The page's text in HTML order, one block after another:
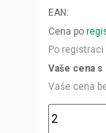
EAN
Cena po
Po registraci
Vaše cena s
Vaše cena